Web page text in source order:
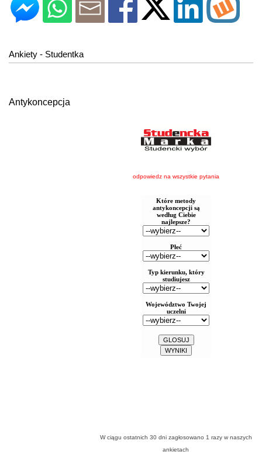
Ankiety - Studentka
Antykoncepcja
odpowiedz na wszystkie pytania
W ciągu ostatnich 30 dni zagłosowano 1 razy w naszych
ankietach